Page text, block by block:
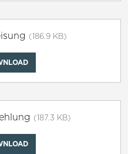
(186.9 KB)
(187.3 KB)